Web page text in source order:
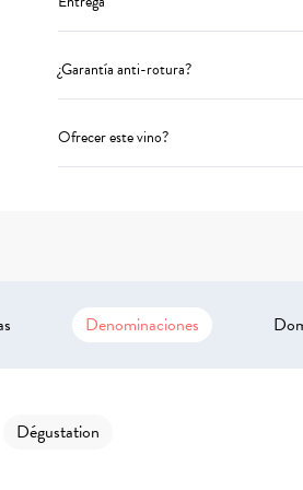
¿Garantía anti-rotura?
Ofrecer este vino?
Denominaciones
Dégustation